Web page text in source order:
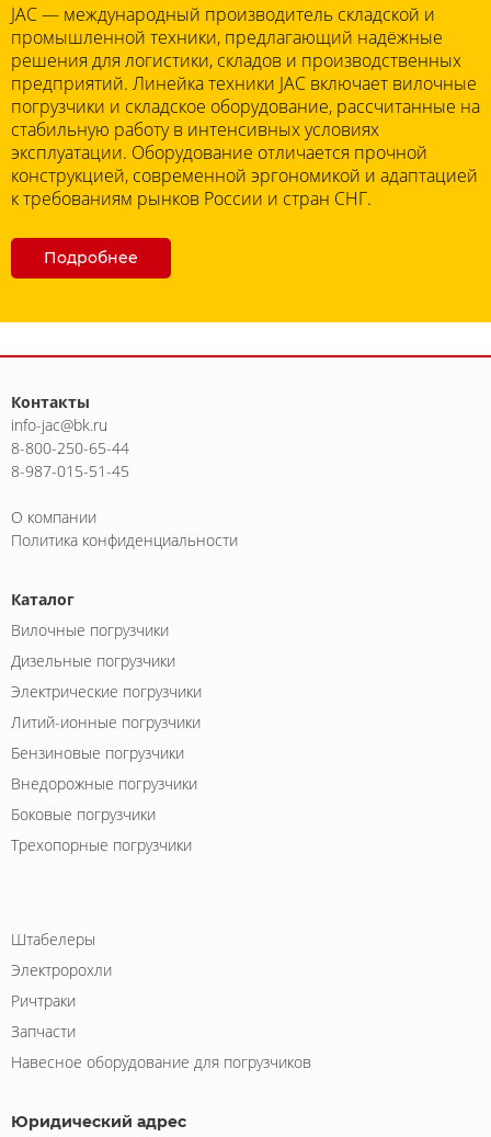
JAC — международный производитель складской и
промышленной техники, предлагающий надёжные
решения для логистики, складов и производственных
предприятий. Линейка техники JAC включает вилочные
погрузчики и складское оборудование, рассчитанные на
стабильную работу в интенсивных условиях
эксплуатации. Оборудование отличается прочной
конструкцией, современной эргономикой и адаптацией
к требованиям рынков России и стран СНГ.
Подробнее
Контакты
info-jac@bk.ru
8-800-250-65-44
8-987-015-51-45
О компании
Политика конфиденциальности
Каталог
Вилочные погрузчики
Дизельные погрузчики
Электрические погрузчики
Литий-ионные погрузчики
Бензиновые погрузчики
Внедорожные погрузчики
Боковые погрузчики
Трехопорные погрузчики
Штабелеры
Электророхли
Ричтраки
Запчасти
Навесное оборудование для погрузчиков
Юридический адрес